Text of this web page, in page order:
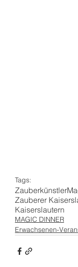
Tags:
Zauberkünstler
Zauberer
Kaiserslautern
MAGIC DINNER
Erwachsenen-